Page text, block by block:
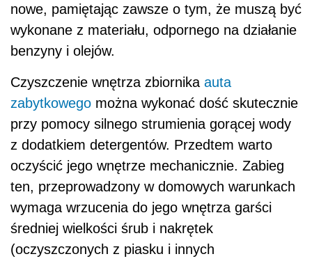
nowe, pamiętając zawsze o tym, że muszą być
wykonane z materiału, odpornego na działanie
benzyny i olejów.
Czyszczenie wnętrza zbiornika auta
zabytkowego można wykonać dość skutecznie
przy pomocy silnego strumienia gorącej wody
z dodatkiem detergentów. Przedtem warto
oczyścić jego wnętrze mechanicznie. Zabieg
ten, przeprowadzony w domowych warunkach
wymaga wrzucenia do jego wnętrza garści
średniej wielkości śrub i nakrętek
(oczyszczonych z piasku i innych